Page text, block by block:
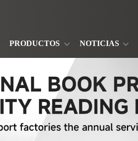
PRODUCTOS NOTICIAS